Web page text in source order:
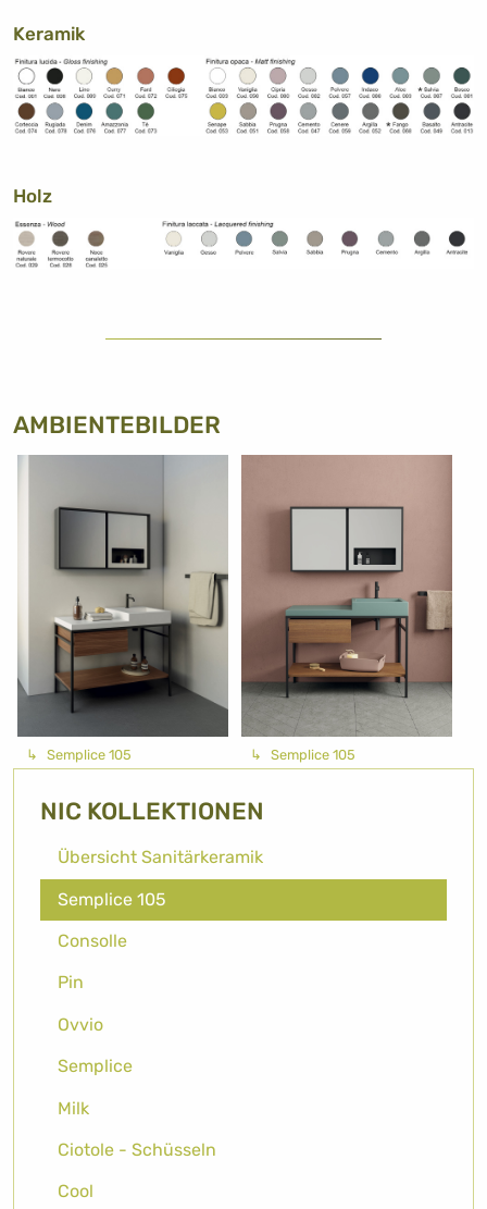
Keramik
Holz
AMBIENTEBILDER
Semplice 105 Semplice 105
NIC KOLLEKTIONEN
Übersicht Sanitärkeramik
Semplice 105
Consolle
Pin
Ovvio
Semplice
Milk
Ciotole - Schüsseln
Cool